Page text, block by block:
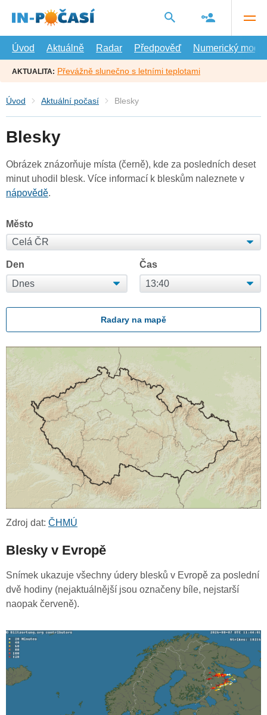
hlavní
Úvod
Aktuálně Radar Předpověď Numerický model
AKTUALITA: Převážně slunečno s letními teplotami
Úvod Aktuální počasí Blesky
Blesky
Obrázek znázorňuje místa (černě), kde za posledních deset
minut uhodil blesk. Více informací k bleskům naleznete v
nápovědě.
Město
Den Čas
Radary na mapě
Zdroj dat: ČHMÚ
Blesky v Evropě
Snímek ukazuje všechny údery blesků v Evropě za poslední
dvě hodiny (nejaktuálnější jsou označeny bíle, nejstarší
naopak červeně).